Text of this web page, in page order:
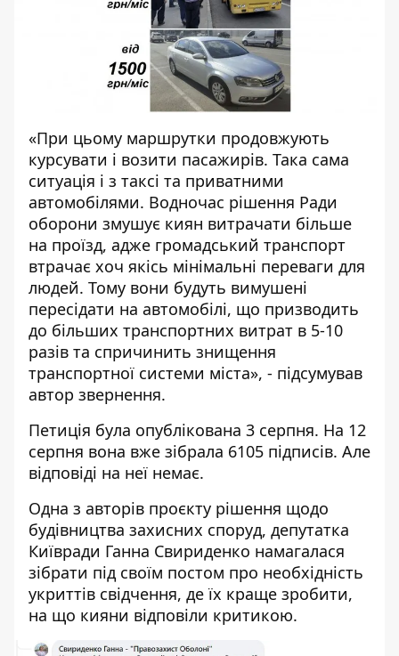
«При цьому маршрутки продовжують
курсувати і возити пасажирів. Така сама
ситуація і з таксі та приватними
автомобілями. Водночас рішення Ради
оборони змушує киян витрачати більше
на проїзд, адже громадський транспорт
втрачає хоч якісь мінімальні переваги для
людей. Тому вони будуть вимушені
пересідати на автомобілі, що призводить
до більших транспортних витрат в 5-10
разів та спричинить знищення
транспортної системи міста», - підсумував
автор звернення.
Петиція була опублікована 3 серпня. На 12
серпня вона вже зібрала 6105 підписів. Але
відповіді на неї немає.
Одна з авторів проєкту рішення щодо
будівництва захисних споруд, депутатка
Київради Ганна Свириденко намагалася
зібрати під своїм постом про необхідність
укриттів свідчення, де їх краще зробити,
на що кияни відповіли критикою.